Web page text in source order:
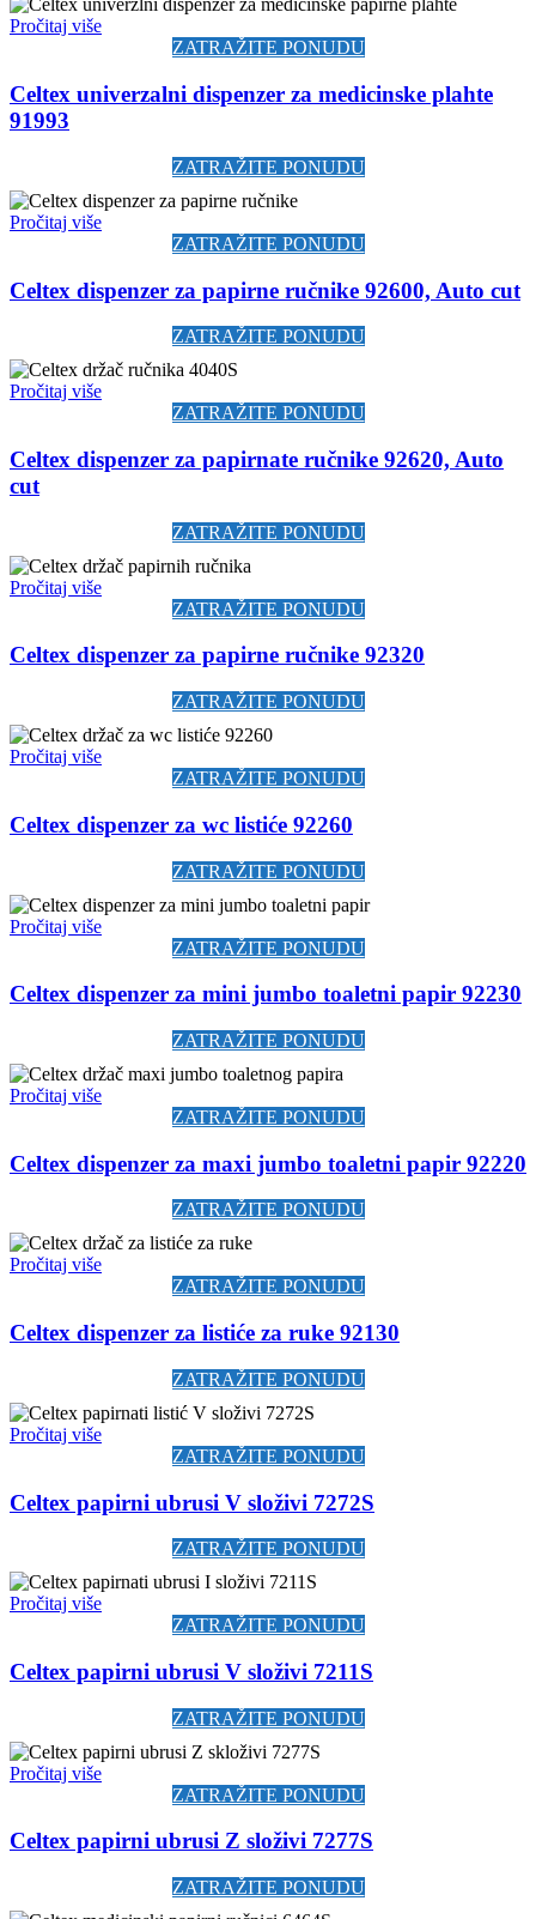
Pročitaj više
ZATRAŽITE PONUDU
Celtex univerzalni dispenzer za medicinske plahte
91993
ZATRAŽITE PONUDU
Pročitaj više
ZATRAŽITE PONUDU
Celtex dispenzer za papirne ručnike 92600, Auto cut
ZATRAŽITE PONUDU
Pročitaj više
ZATRAŽITE PONUDU
Celtex dispenzer za papirnate ručnike 92620, Auto
cut
ZATRAŽITE PONUDU
Pročitaj više
ZATRAŽITE PONUDU
Celtex dispenzer za papirne ručnike 92320
ZATRAŽITE PONUDU
Pročitaj više
ZATRAŽITE PONUDU
Celtex dispenzer za wc listiće 92260
ZATRAŽITE PONUDU
Pročitaj više
ZATRAŽITE PONUDU
Celtex dispenzer za mini jumbo toaletni papir 92230
ZATRAŽITE PONUDU
Pročitaj više
ZATRAŽITE PONUDU
Celtex dispenzer za maxi jumbo toaletni papir 92220
ZATRAŽITE PONUDU
Pročitaj više
ZATRAŽITE PONUDU
Celtex dispenzer za listiće za ruke 92130
ZATRAŽITE PONUDU
Pročitaj više
ZATRAŽITE PONUDU
Celtex papirni ubrusi V složivi 7272S
ZATRAŽITE PONUDU
Pročitaj više
ZATRAŽITE PONUDU
Celtex papirni ubrusi V složivi 7211S
ZATRAŽITE PONUDU
Pročitaj više
ZATRAŽITE PONUDU
Celtex papirni ubrusi Z složivi 7277S
ZATRAŽITE PONUDU